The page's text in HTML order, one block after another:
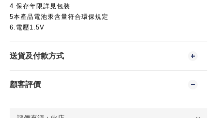
4.保存年限詳見包裝
5本產品電池汞含量符合環保規定
6.電壓1.5V
送貨及付款方式
顧客評價